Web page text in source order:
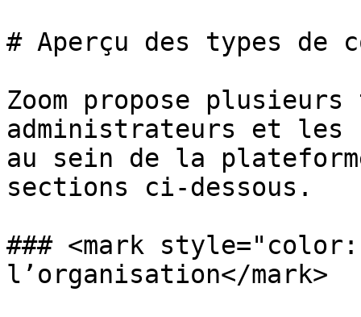
# Aperçu des types de
Zoom propose
administrateurs et les
au sein de la
sections ci-dessous.
### <mark
l’organisation</mark>